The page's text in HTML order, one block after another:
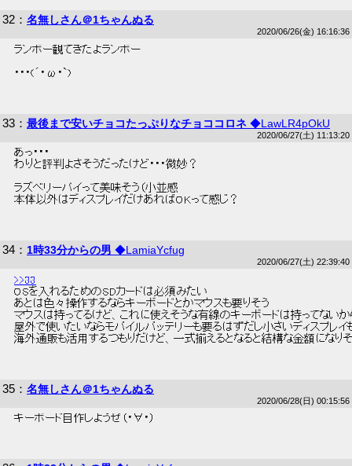
32 ： 名無しさん＠1ちゃんぬる
2020/06/26(金) 16:16:36
ランボー観てきたよランボー
・・・(´・ω・`)
33 ： 最後まで安いチョコたっぷりなチョココロネ ◆LawLR4pOkU
2020/06/27(土) 11:13:20
あっ・・・
わりと評判よさそうだったけど・・・微妙？
ラズベリーパイって美味そう（小並感
本体以外はディスプレイだけあればOKって感じ？
34 ： 1時33分からの男 ◆LamiaYcfug
2020/06/27(土) 22:39:40
>>33
OSを入れるためのSDカードは必須みたい
あとは色々操作するならキーボードとかマウスも要りそう
マウスは持ってるけど、これに使えそうな有線のキーボードは持ってない
屋外で使いたいならモバイルバッテリーも要るはずだし小さいディスプレイ
海外通販も活用するつもりだけど、一式揃えるとなると結構な金額になり
35 ： 名無しさん＠1ちゃんぬる
2020/06/28(日) 00:15:56
キーボード自作しようぜ（・∀・）